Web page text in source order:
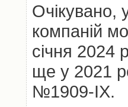
Очікувано,
компаній
січня 2024
ще у 2021
№1909-IX.